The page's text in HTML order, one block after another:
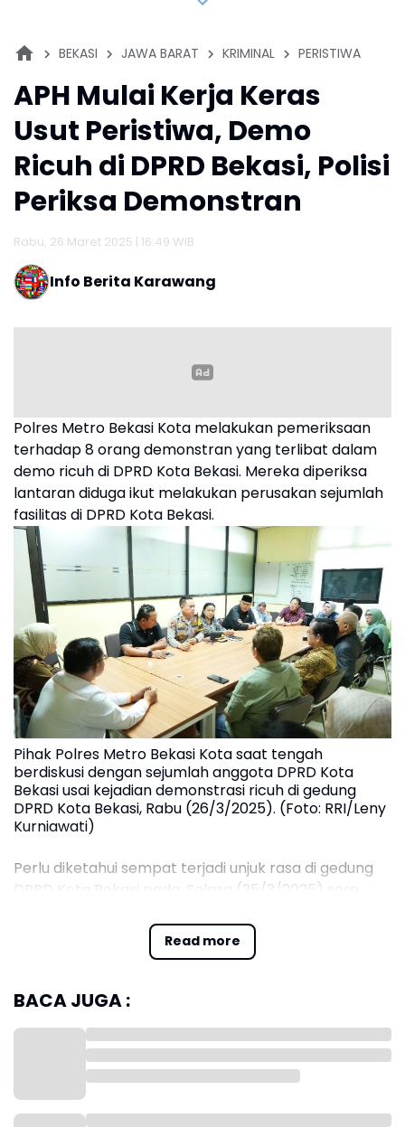
BEKASI JAWA BARAT KRIMINAL PERISTIWA
APH Mulai Kerja Keras
Usut Peristiwa, Demo
Ricuh di DPRD Bekasi, Polisi
Periksa Demonstran
Rabu, 26 Maret 2025 | 16:49 WIB
Info Berita Karawang
Read more
Polres Metro Bekasi Kota melakukan pemeriksaan
terhadap 8 orang demonstran yang terlibat dalam
demo ricuh di DPRD Kota Bekasi. Mereka diperiksa
lantaran diduga ikut melakukan perusakan sejumlah
fasilitas di DPRD Kota Bekasi.
Pihak Polres Metro Bekasi Kota saat tengah
berdiskusi dengan sejumlah anggota DPRD Kota
Bekasi usai kejadian demonstrasi ricuh di gedung
DPRD Kota Bekasi, Rabu (26/3/2025). (Foto: RRI/Leny
Kurniawati)
Perlu diketahui sempat terjadi unjuk rasa di gedung
DPRD Kota Bekasi pada, Selasa (25/3/2025) sore.
adanya perusakan sejumlah fasilitas di gedung DPRD
Akibat unjuk rasa tersebut, pihak DPRD Kota Bekasi
tidak tinggal diam. Mereka langsung bergerak
BACA JUGA :